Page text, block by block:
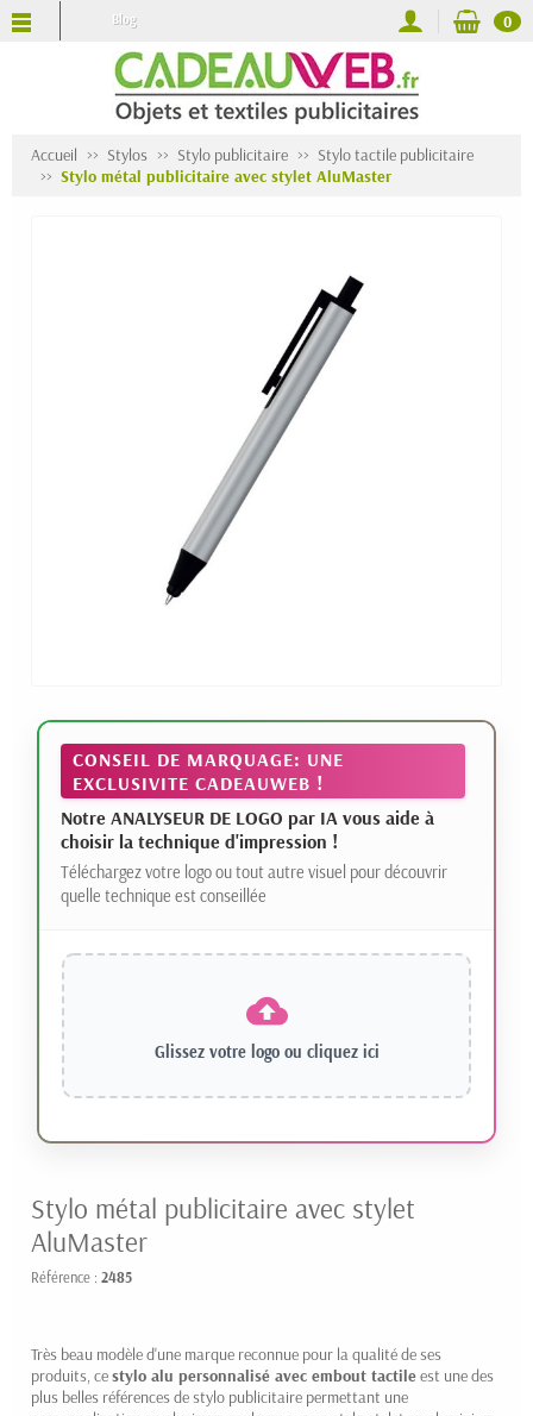
Blog 0
Accueil Stylos Stylo publicitaire
Stylo tactile publicitaire
Stylo métal publicitaire avec stylet AluMaster
CONSEIL DE MARQUAGE: UNE
EXCLUSIVITE CADEAUWEB !
Notre ANALYSEUR DE LOGO par IA vous aide à
choisir la technique d'impression !
Téléchargez votre logo ou tout autre visuel pour découvrir
quelle technique est conseillée
Glissez votre logo ou cliquez ici
Stylo métal publicitaire avec stylet
AluMaster
Référence : 2485
Très beau modèle d'une marque reconnue pour la qualité de ses
produits, cestylo alu personnalisé avec embout tactileest une des
plus belles références de stylo publicitaire permettant une